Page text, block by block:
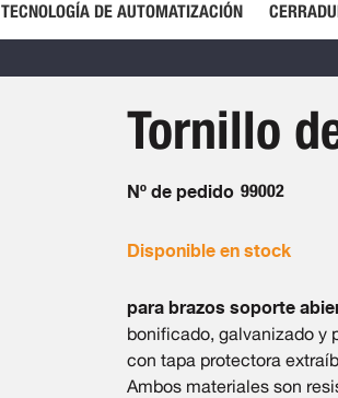
TECNOLOGÍA DE AUTOMATIZACIÓN
Tornillo
Nº de pedido 99002
Disponible en stock
para brazos soporte
bonificado, galvanizado y
con tapa protectora
Ambos materiales son